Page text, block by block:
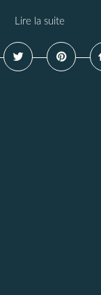
Lire la suite